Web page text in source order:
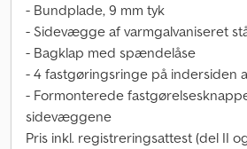
- Bundplade, 9 mm tyk
- Sidevægge af varmgalvaniseret
- Bagklap med spændelåse
- 4 fastgøringsringe på indersiden
- Formonterede
sidevæggene
Pris inkl. registreringsattest (del II